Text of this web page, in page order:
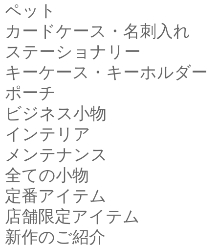
ペット
カードケース・名刺入れ
ステーショナリー
キーケース・キーホルダー
ポーチ
ビジネス小物
インテリア
メンテナンス
全ての小物
定番アイテム
店舗限定アイテム
新作のご紹介